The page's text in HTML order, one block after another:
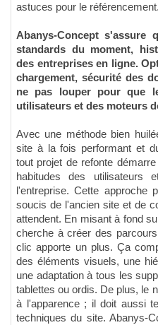
astuces pour le référencement.
Abanys-Concept s'assure
standards du moment,
des entreprises en ligne.
chargement, sécurité des
ne pas louper pour que
utilisateurs et des moteurs
Avec une méthode bien
site à la fois performant et
tout projet de refonte
habitudes des utilisateurs
l'entreprise. Cette approche
soucis de l'ancien site et de
attendent. En misant à fond
cherche à créer des
clic apporte un plus. Ça
des éléments visuels, une
une adaptation à tous les
tablettes ou ordis. De plus, le
à l'apparence ; il doit aussi
techniques du site. Abanys-